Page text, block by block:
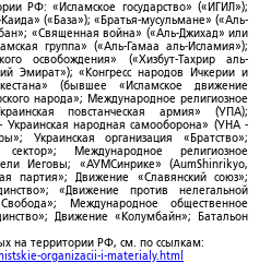
РФ: «Исламское государство» («ИГИЛ»);
(«База»); «Братья-мусульмане» («Аль-
«Священная война» («Аль-Джихад» или
группа» («Аль-Гамаа аль-Исламия»);
освобождения» («Хизбут-Тахрир аль-
Эмират»); «Конгресс народов Ичкерии и
(бывшее «Исламское движение
народа»; Международное религиозное
повстанческая армия» (УПА);
Украинская народная самооборона» (УНА -
Украинская организация «Братство»;
Международное религиозное
Иеговы; «АУМСинрике» (AumShinrikyo,
партия»; Движение «Славянский союз»;
«Движение против нелегальной
Международное общественное
Движение «Колумбайн»; Батальон
на территории РФ, см. по ссылкам:
organizacii-i-materialy.html